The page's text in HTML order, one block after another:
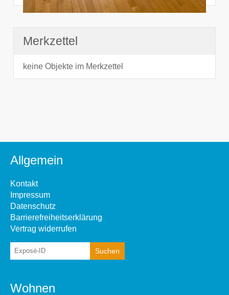
Merkzettel
keine Objekte im Merkzettel
Allgemein
Kontakt
Impressum
Datenschutz
Barrierefreiheitserklärung
Vertrag widerrufen
Wohnen